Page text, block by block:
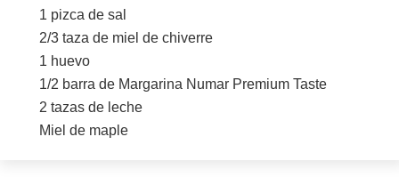
1 pizca de sal
2/3 taza de miel de chiverre
1 huevo
1/2 barra de Margarina Numar Premium Taste
2 tazas de leche
Miel de maple